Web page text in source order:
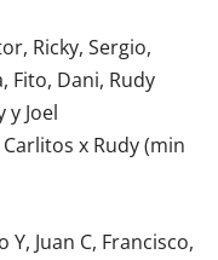
Ricky, Sergio,
Fito, Dani, Rudy
y Joel
Carlitos x Rudy (min
Y, Juan C, Francisco,